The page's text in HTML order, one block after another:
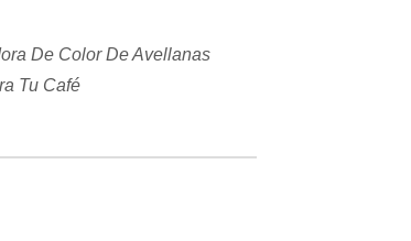
De Color De Avellanas
Tu Café